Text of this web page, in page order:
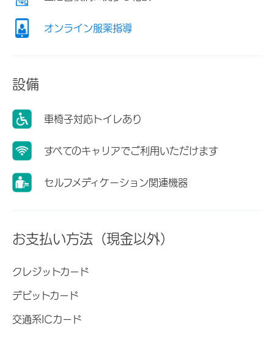
オンライン服薬指導
設備
車椅子対応トイレあり
すべてのキャリアでご利用いただけます
セルフメディケーション関連機器
お支払い方法（現金以外）
クレジットカード
デビットカード
交通系ICカード